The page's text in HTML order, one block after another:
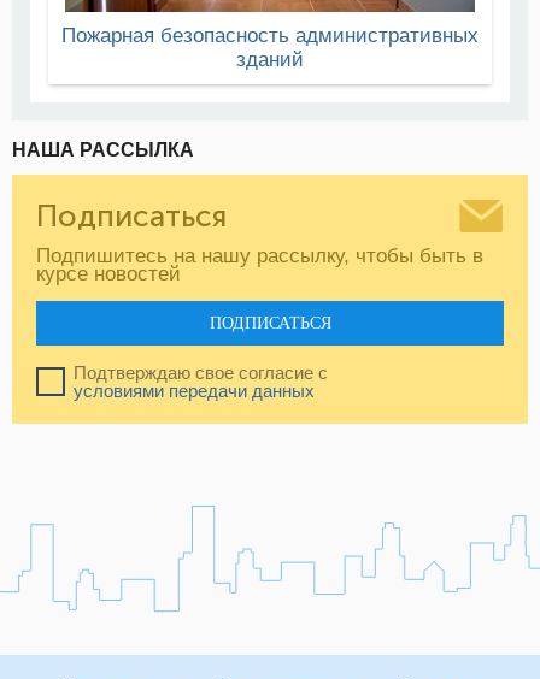
Пожарная безопасность административных
зданий
НАША РАССЫЛКА
Подписаться
Подпишитесь на нашу рассылку, чтобы быть в
курсе новостей
ПОДПИСАТЬСЯ
Подтверждаю свое согласие с
условиями передачи данных